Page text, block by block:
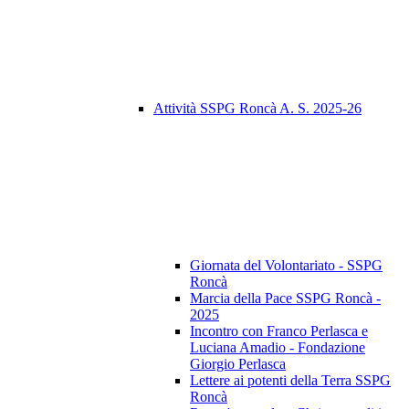
Attività SSPG Roncà A. S. 2025-26
Giornata del Volontariato - SSPG
Roncà
Marcia della Pace SSPG Roncà -
2025
Incontro con Franco Perlasca e
Luciana Amadio - Fondazione
Giorgio Perlasca
Lettere ai potenti della Terra SSPG
Roncà